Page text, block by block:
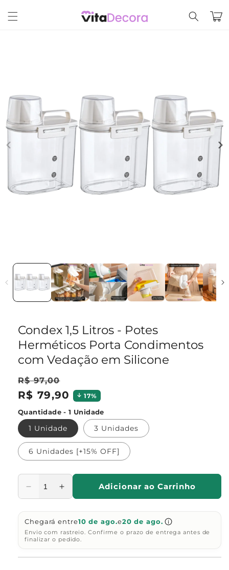
para o
conteúdo
Condex 1,5 Litros - Potes
Herméticos Porta Condimentos
com Vedação em Silicone
Preço
normal
R$ 79,90 17%
Preço
promocional
R$ 97,00
Quantidade - 1 Unidade
1 Unidade 3 Unidades
6 Unidades [+15% OFF]
Diminuir
a
de
Utensílios
para
Cozinha
Aumentar
a
de
Utensílios
para
Cozinha
Adicionar ao Carrinho
Chegará entre10 de ago.e20 de ago.
Envio com rastreio. Confirme o prazo de entrega antes de
finalizar o pedido.